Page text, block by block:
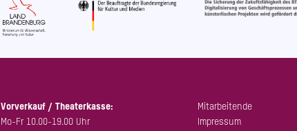
Vorverkauf / Theaterkasse:
Mo-Fr 10.00-19.00 Uhr
Mitarbeitende
Impressum